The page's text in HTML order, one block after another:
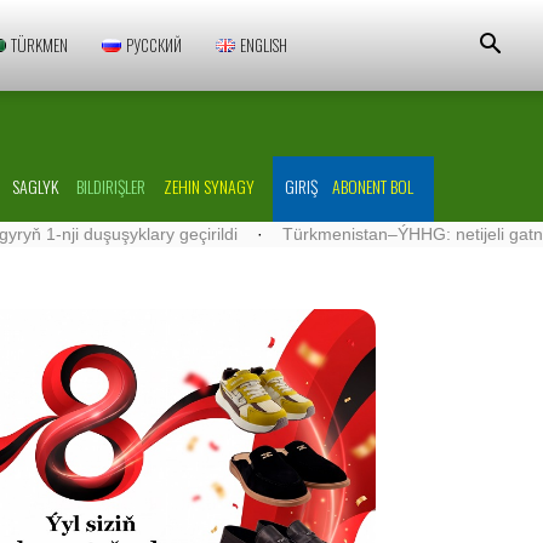
TÜRKMEN РУССКИЙ ENGLISH
SAGLYK BILDIRIŞLER ZEHIN SYNAGY GIRIŞ ABONENT BOL
duşuşyklary geçirildi · Türkmenistan–ÝHHG: netijeli gatnaşyklar